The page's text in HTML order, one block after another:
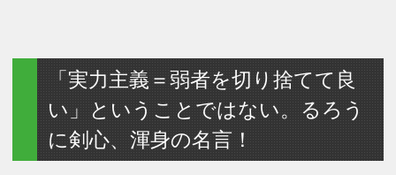
「実力主義＝弱者を切り捨てて良
い」ということではない。るろう
に剣心、渾身の名言！